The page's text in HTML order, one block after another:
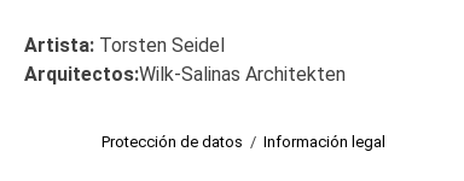
Artista: Torsten Seidel
Arquitectos:Wilk-Salinas Architekten
Protección de datos /Información legal